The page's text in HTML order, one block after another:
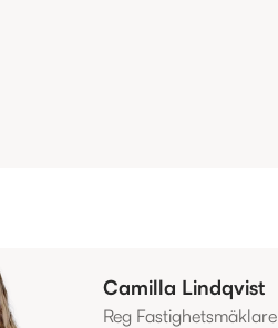
Camilla Lindqvist
Reg Fastighetsmäklare